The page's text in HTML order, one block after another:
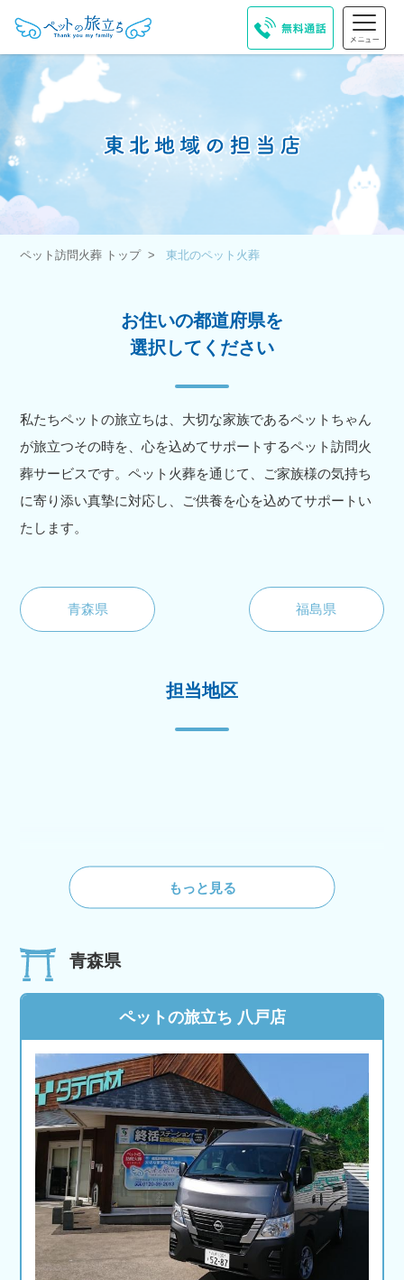
ペット訪問火葬 トップ 東北のペット火葬
お住いの都道府県を
選択してください
私たちペットの旅立ちは、大切な家族であるペットちゃん
が旅立つその時を、心を込めてサポートするペット訪問火
葬サービスです。ペット火葬を通じて、ご家族様の気持ち
に寄り添い真摯に対応し、ご供養を心を込めてサポートい
たします。
青森県 福島県
担当地区
もっと見る
青森県
ペットの旅立ち 八戸店